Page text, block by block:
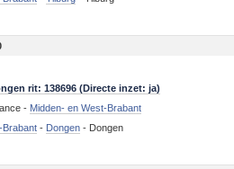
rit: 138696 (Directe inzet: ja)
- Midden- en West-Brabant
Brabant - Dongen - Dongen